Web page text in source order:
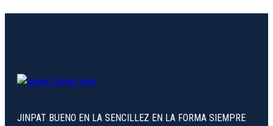
JINPAT BUENO EN LA SENCILLEZ EN LA FORMA SIEMPRE